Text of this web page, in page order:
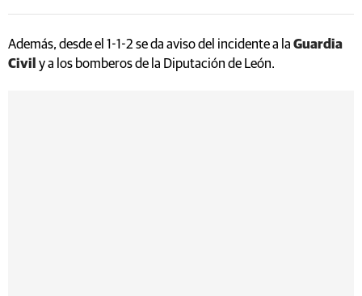
Además, desde el 1-1-2 se da aviso del incidente a la Guardia
Civil y a los bomberos de la Diputación de León.